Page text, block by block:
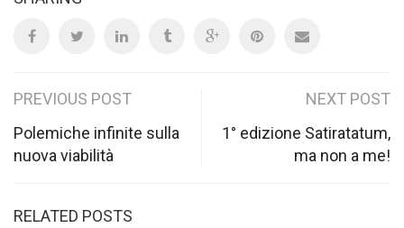
Post
navigation
PREVIOUS POST
Polemiche infinite sulla
nuova viabilità
NEXT POST
1° edizione Satiratatum,
ma non a me!
RELATED POSTS